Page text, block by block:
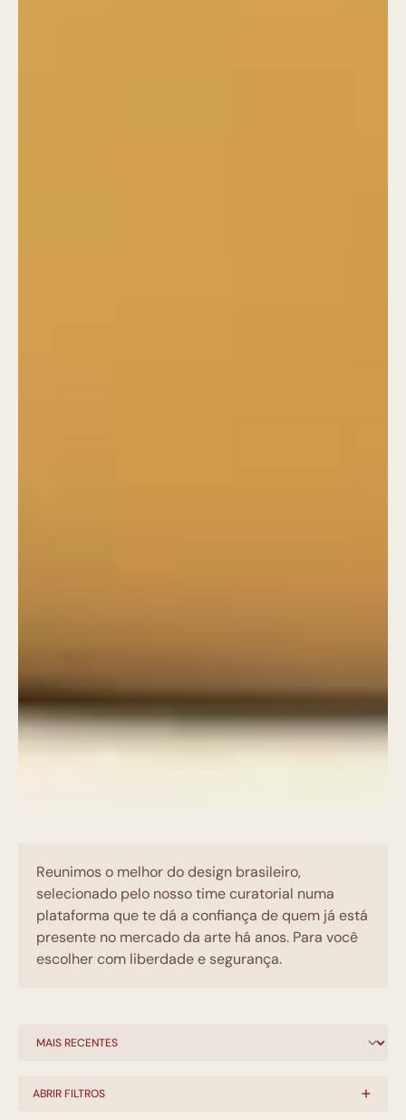
Reunimos o melhor do design brasileiro,
selecionado pelo nosso time curatorial numa
plataforma que te dá a confiança de quem já está
presente no mercado da arte há anos. Para você
escolher com liberdade e segurança.
ABRIR FILTROS